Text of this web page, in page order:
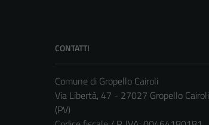
CONTATTI
Comune di Gropello Cairoli
Via Libertà, 47 - 27027 Gropello Cairoli
(PV)